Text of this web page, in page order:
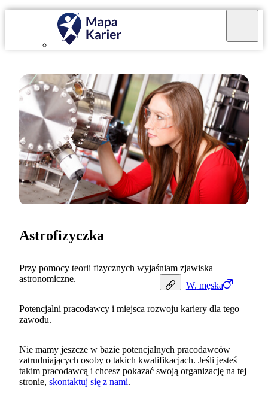
W. męska
Astrofizyczka
Przy pomocy teorii fizycznych wyjaśniam zjawiska
astronomiczne.
Potencjalni pracodawcy i miejsca rozwoju kariery dla tego
zawodu.
Nie mamy jeszcze w bazie potencjalnych pracodawców
zatrudniających osoby o takich kwalifikacjach. Jeśli jesteś
takim pracodawcą i chcesz pokazać swoją organizację na tej
stronie, skontaktuj się z nami.